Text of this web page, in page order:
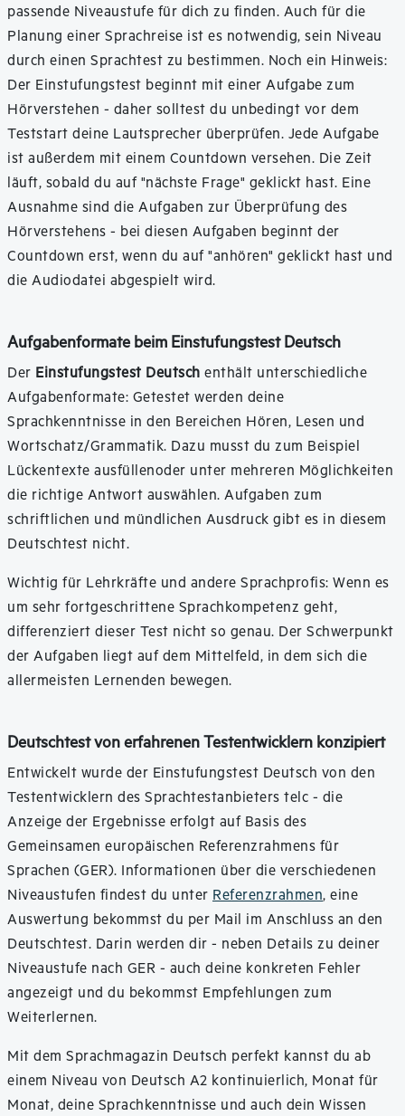
passende Niveaustufe für dich zu finden. Auch für die
Planung einer Sprachreise ist es notwendig, sein Niveau
durch einen Sprachtest zu bestimmen. Noch ein Hinweis:
Der Einstufungstest beginnt mit einer Aufgabe zum
Hörverstehen - daher solltest du unbedingt vor dem
Teststart deine Lautsprecher überprüfen. Jede Aufgabe
ist außerdem mit einem Countdown versehen. Die Zeit
läuft, sobald du auf "nächste Frage" geklickt hast. Eine
Ausnahme sind die Aufgaben zur Überprüfung des
Hörverstehens - bei diesen Aufgaben beginnt der
Countdown erst, wenn du auf "anhören" geklickt hast und
die Audiodatei abgespielt wird.
Aufgabenformate beim Einstufungstest Deutsch
Der Einstufungstest Deutsch enthält unterschiedliche
Aufgabenformate: Getestet werden deine
Sprachkenntnisse in den Bereichen Hören, Lesen und
Wortschatz/Grammatik. Dazu musst du zum Beispiel
Lückentexte ausfüllenoder unter mehreren Möglichkeiten
die richtige Antwort auswählen. Aufgaben zum
schriftlichen und mündlichen Ausdruck gibt es in diesem
Deutschtest nicht.
Wichtig für Lehrkräfte und andere Sprachprofis: Wenn es
um sehr fortgeschrittene Sprachkompetenz geht,
differenziert dieser Test nicht so genau. Der Schwerpunkt
der Aufgaben liegt auf dem Mittelfeld, in dem sich die
allermeisten Lernenden bewegen.
Deutschtest von erfahrenen Testentwicklern konzipiert
Entwickelt wurde der Einstufungstest Deutsch von den
Testentwicklern des Sprachtestanbieters telc - die
Anzeige der Ergebnisse erfolgt auf Basis des
Gemeinsamen europäischen Referenzrahmens für
Sprachen (GER). Informationen über die verschiedenen
Niveaustufen findest du unter Referenzrahmen, eine
Auswertung bekommst du per Mail im Anschluss an den
Deutschtest. Darin werden dir - neben Details zu deiner
Niveaustufe nach GER - auch deine konkreten Fehler
angezeigt und du bekommst Empfehlungen zum
Weiterlernen.
Mit dem Sprachmagazin Deutsch perfekt kannst du ab
einem Niveau von Deutsch A2 kontinuierlich, Monat für
Monat, deine Sprachkenntnisse und auch dein Wissen